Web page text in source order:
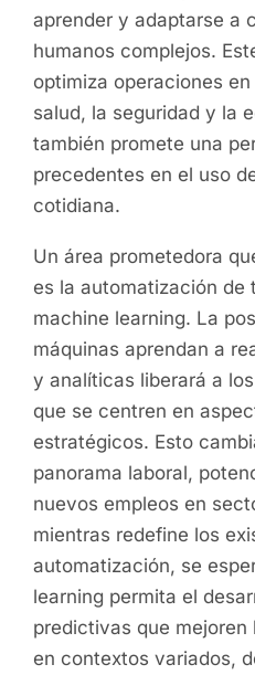
aprender y adaptarse a
humanos complejos.
optimiza operaciones
salud, la seguridad y la
también promete una
precedentes en el uso
cotidiana.
Un área prometedora
es la automatización de
machine learning. La
máquinas aprendan a
y analíticas liberará a
que se centren en
estratégicos. Esto
panorama laboral,
nuevos empleos en
mientras redefine los
automatización, se
learning permita el
predictivas que
en contextos variados,